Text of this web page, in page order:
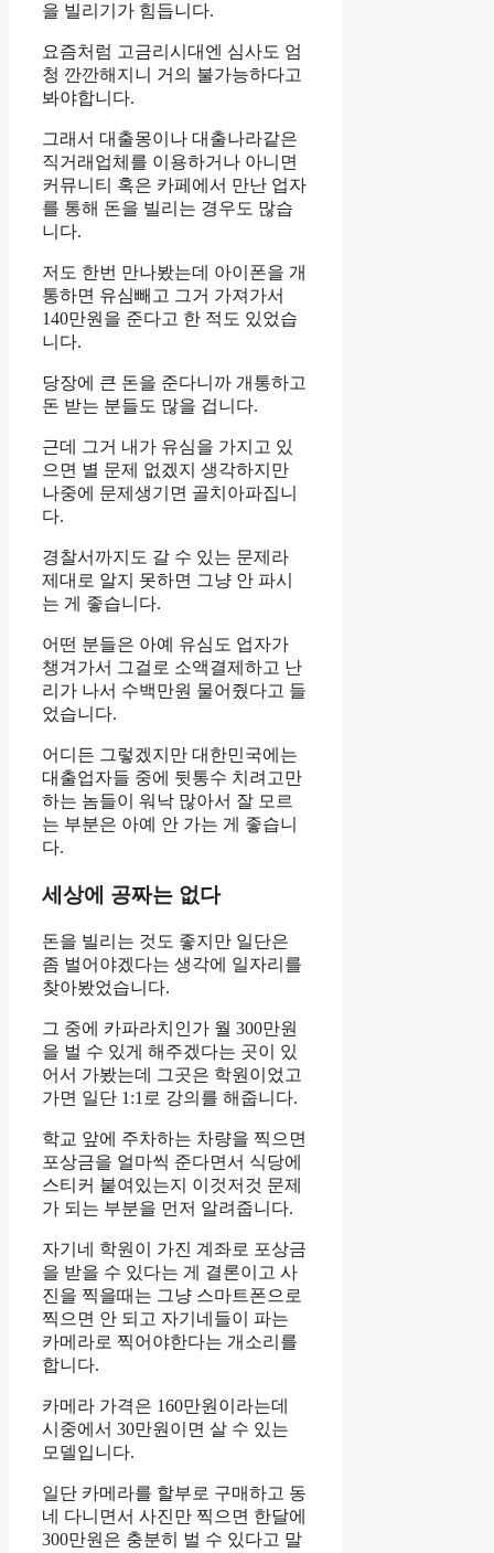
을 빌리기가 힘듭니다.
요즘처럼 고금리시대엔 심사도 엄
청 깐깐해지니 거의 불가능하다고
봐야합니다.
그래서 대출몽이나 대출나라같은
직거래업체를 이용하거나 아니면
커뮤니티 혹은 카페에서 만난 업자
를 통해 돈을 빌리는 경우도 많습
니다.
저도 한번 만나봤는데 아이폰을 개
통하면 유심빼고 그거 가져가서
140만원을 준다고 한 적도 있었습
니다.
당장에 큰 돈을 준다니까 개통하고
돈 받는 분들도 많을 겁니다.
근데 그거 내가 유심을 가지고 있
으면 별 문제 없겠지 생각하지만
나중에 문제생기면 골치아파집니
다.
경찰서까지도 갈 수 있는 문제라
제대로 알지 못하면 그냥 안 파시
는 게 좋습니다.
어떤 분들은 아예 유심도 업자가
챙겨가서 그걸로 소액결제하고 난
리가 나서 수백만원 물어줬다고 들
었습니다.
어디든 그렇겠지만 대한민국에는
대출업자들 중에 뒷통수 치려고만
하는 놈들이 워낙 많아서 잘 모르
는 부분은 아예 안 가는 게 좋습니
다.
세상에 공짜는 없다
돈을 빌리는 것도 좋지만 일단은
좀 벌어야겠다는 생각에 일자리를
찾아봤었습니다.
그 중에 카파라치인가 월 300만원
을 벌 수 있게 해주겠다는 곳이 있
어서 가봤는데 그곳은 학원이었고
가면 일단 1:1로 강의를 해줍니다.
학교 앞에 주차하는 차량을 찍으면
포상금을 얼마씩 준다면서 식당에
스티커 붙여있는지 이것저것 문제
가 되는 부분을 먼저 알려줍니다.
자기네 학원이 가진 계좌로 포상금
을 받을 수 있다는 게 결론이고 사
진을 찍을때는 그냥 스마트폰으로
찍으면 안 되고 자기네들이 파는
카메라로 찍어야한다는 개소리를
합니다.
카메라 가격은 160만원이라는데
시중에서 30만원이면 살 수 있는
모델입니다.
일단 카메라를 할부로 구매하고 동
네 다니면서 사진만 찍으면 한달에
300만원은 충분히 벌 수 있다고 말